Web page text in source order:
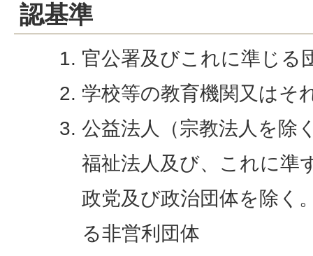
認基準
官公署及びこれに準じる
学校等の教育機関又はそ
公益法人（宗教法人を除
福祉法人及び、これに準
政党及び政治団体を除く
る非営利団体